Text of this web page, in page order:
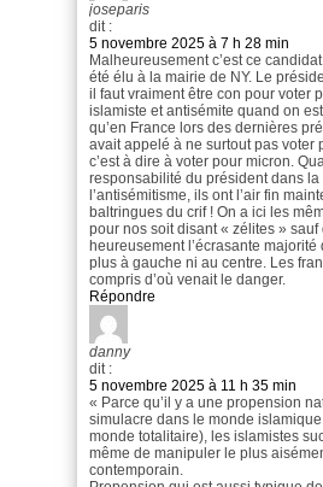
joseparis
dit :
5 novembre 2025 à 7 h 28 min
Malheureusement c’est ce
été élu à la mairie de NY. Le
il faut vraiment être con pour voter
islamiste et antisémite quand on
qu’en France lors des dernières
avait appelé à ne surtout pas voter
c’est à dire à voter pour micron.
responsabilité du président dans la
l’antisémitisme, ils ont l’air fin
baltringues du crif ! On a ici les
pour nos soit disant « zélites » sauf
heureusement l’écrasante
plus à gauche ni au centre. Les
compris d’où venait le danger.
Répondre
danny
dit :
5 novembre 2025 à 11 h 35 min
« Parce qu’il y a une propension
simulacre dans le monde
monde totalitaire), les islamistes
même de manipuler le plus
contemporain.